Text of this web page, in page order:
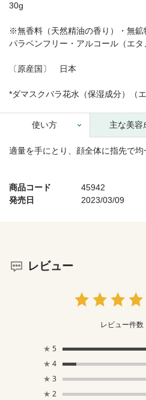
商品コード
45942
発売日
2023/03/09
30g
※無香料（天然精油の香り）・無鉱
パラベンフリー・アルコール（エタ
〔原産国〕 日本
*ダマスクバラ花水（保湿成分）（
使い方 主な美容
適量を手にとり、顔全体に指先で均
レビュー
レビュー件数
★ 5
★ 4
★ 3
★ 2